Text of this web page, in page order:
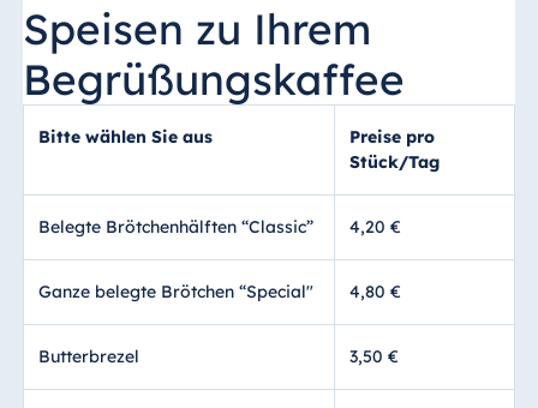
Speisen zu Ihrem
Begrüßungskaffee
Bitte wählen Sie aus
Preise pro
Stück/Tag
Belegte Brötchenhälften “Classic” 4,20 €
Ganze belegte Brötchen “Special" 4,80 €
Butterbrezel 3,50 €